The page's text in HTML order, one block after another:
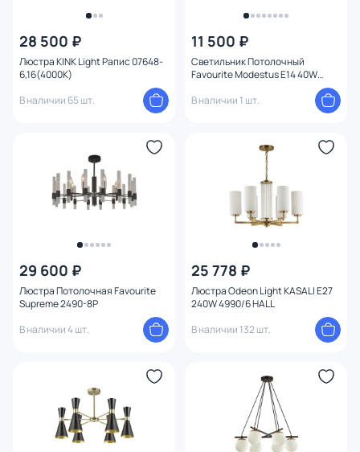
28 500 ₽
Люстра KINK Light Рапис 07648-
6,16(4000K)
В наличии 65 шт.
11 500 ₽
Светильник Потолочный
Favourite Modestus E14 40W
В наличии 1 шт.
29 600 ₽
Люстра Потолочная Favourite
Supreme 2490-8P
В наличии 4 шт.
25 778 ₽
Люстра Odeon Light KASALI E27
240W 4990/6 HALL
В наличии 132 шт.
Тип помещения
Управление
Назначение
Количество колец
Форма плафона
Количество плафонов
Комплектация